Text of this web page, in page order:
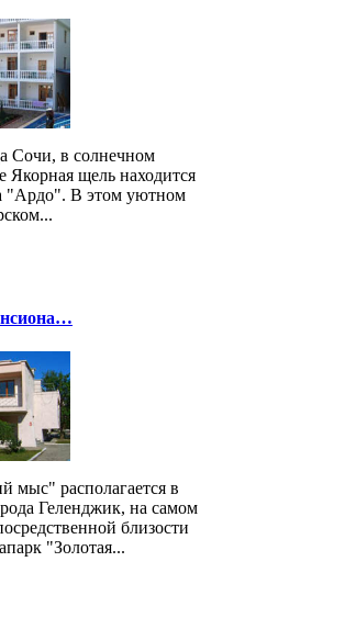
Сочи, в солнечном
Якорная щель находится
"Ардо". В этом уютном
мыс" располагается в
Геленджик, на самом
близости
"Золотая...